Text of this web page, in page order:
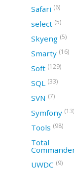
Safari (6)
select (5)
Skyeng (5)
Smarty (16)
Soft (129)
SQL (33)
SVN (7)
Symfony (13)
Tools (98)
Total
UWDC (9)